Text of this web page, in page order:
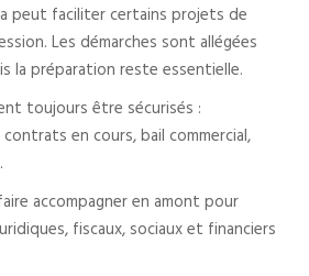
peut faciliter certains projets de
Les démarches sont allégées
la préparation reste essentielle.
toujours être sécurisés :
en cours, bail commercial,
accompagner en amont pour
fiscaux, sociaux et financiers